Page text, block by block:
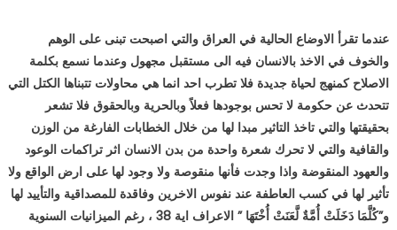
عندما تقرأ الاوضاع الحالية في العراق والتي اصبحت تبنى على الوهم
والخوف في الاخذ بالانسان فيه الى مستقبل مجهول وعندما نسمع بكلمة
الاصلاح كمنهج لحياة جديدة فلا تطرب احد انما هي محاولات تتبناها الكتل التي
تتحدث عن حكومة لا تحس بوجودها فعلاً وبالحرية وبالحقوق فلا تشعر
بحقيقتها والتي تاخذ التاثير مبدا لها من خلال الخطابات الفارغة من الوزن
والقافية والتي لا تحرك شعرة واحدة من بدن الانسان اثر تراكمات الوعود
والعهود المنقوضة واذا وجدت فأنها منقوصة ولا وجود لها على ارض الواقع ولا
تأثير لها في كسب العاطفة عند نفوس الاخرين وفاقدة للمصداقية والتأييد لها
و”كُلَّمَا دَخَلَتْ أُمَّةٌ لَّعَنَتْ أُخْتَهَا ” الاعراف اية 38 ، رغم الميزانيات السنوية